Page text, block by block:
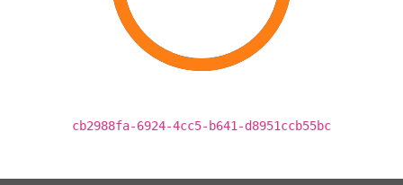
cb2988fa-6924-4cc5-b641-d8951ccb55bc